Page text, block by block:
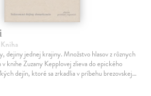
dejiny jednej krajiny. Množstvo hlasov z rôznych
knihe Zuzany Kepplovej zlieva do epického
dejín, ktoré sa zrkadlia v príbehu brezovskej…